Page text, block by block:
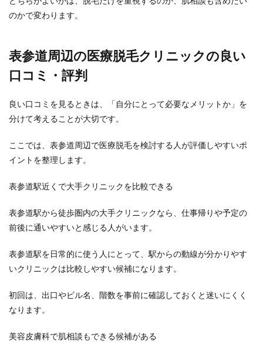
のかで変わります。
表参道周辺の医療脱毛クリニックの良い
口コミ・評判
良い口コミを見るときは、「自分にとって必要なメリットか」を
分けて考えることが大切です。
ここでは、表参道周辺で医療脱毛を検討する人が評価しやすいポ
イントを整理します。
表参道駅近くで大手クリニックを比較できる
表参道駅から徒歩圏内の大手クリニックなら、仕事帰りや予定の
前後に通いやすいと感じる人がいます。
表参道駅を日常的に使う人にとって、駅からの動線が分かりやす
いクリニックは比較しやすい候補になります。
初回は、出口やビル名、階数を事前に確認しておくと迷いにくく
なります。
美容皮膚科で肌相談もできる候補がある